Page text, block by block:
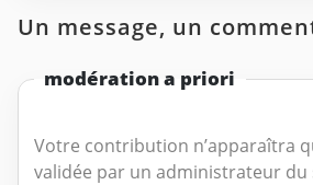
Un message, un
modération a priori
Votre contribution n’apparaîtra
validée par un administrateur du